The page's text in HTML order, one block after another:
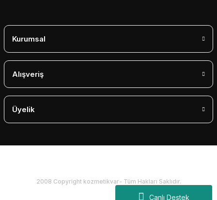
Canlı Destek
Kurumsal
Alışveriş
Üyelik
2008 Copyright kozmetikvar- Tüm Hakları Saklıdır.